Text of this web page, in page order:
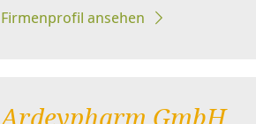
Firmenprofil ansehen